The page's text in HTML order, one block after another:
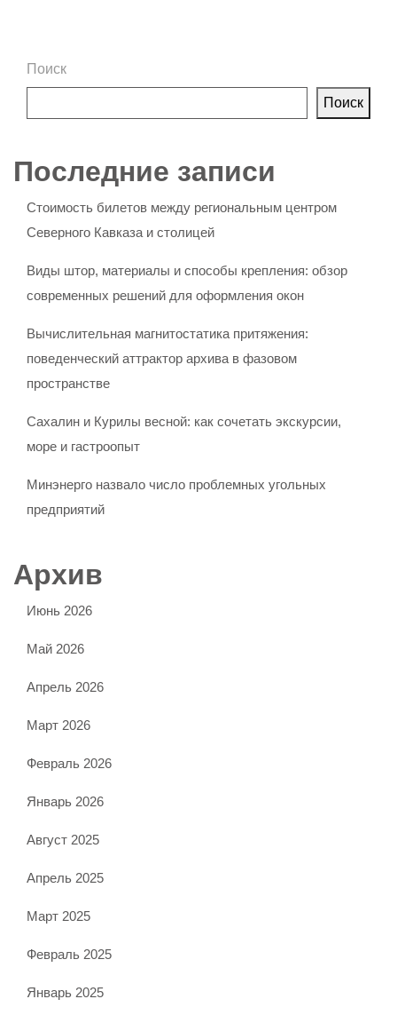
Поиск
Поиск
Последние записи
Стоимость билетов между региональным центром
Северного Кавказа и столицей
Виды штор, материалы и способы крепления: обзор
современных решений для оформления окон
Вычислительная магнитостатика притяжения:
поведенческий аттрактор архива в фазовом
пространстве
Сахалин и Курилы весной: как сочетать экскурсии,
море и гастроопыт
Минэнерго назвало число проблемных угольных
предприятий
Архив
Июнь 2026
Май 2026
Апрель 2026
Март 2026
Февраль 2026
Январь 2026
Август 2025
Апрель 2025
Март 2025
Февраль 2025
Январь 2025